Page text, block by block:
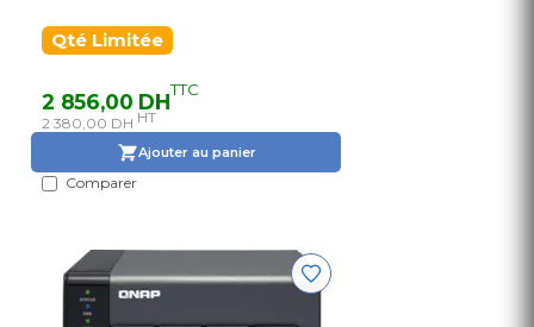
Qté Limitée
2 856,00 DHTTC
2 380,00 DH HT
Ajouter au panier
Comparer